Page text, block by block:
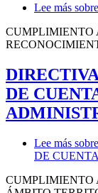
Lee más
CUMPLIMIENTO
DE
Lee más
DE
CUMPLIMIENTO